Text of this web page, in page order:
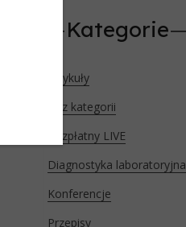
Kategorie
Artykuły
Bez kategorii
Bezpłatny LIVE
Diagnostyka laboratoryjna
Konferencje
Przepisy